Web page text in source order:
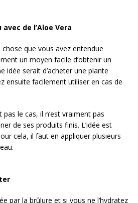
de l’Aloe Vera
chose que vous avez entendue
un moyen facile d’obtenir un
idée serait d’acheter une plante
ensuite facilement utiliser en cas de
pas le cas, il n’est vraiment pas
de ses produits finis. L’idée est
cela, il faut en appliquer plusieurs
par la brûlure et si vous ne l’hydratez